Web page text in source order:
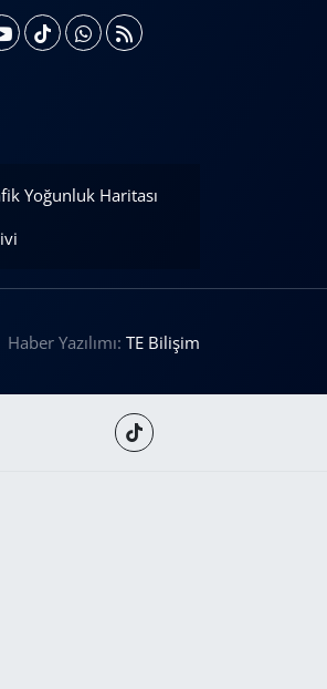
Yoğunluk Haritası
Haber Yazılımı:TE Bilişim